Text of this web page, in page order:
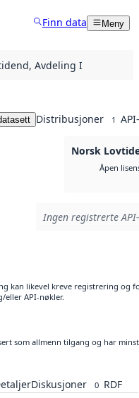
Finn data Meny
Avdeling I
Distribusjoner 1
Norsk
Åpen
Ingen registrerte
kan likevel kreve registrering og
eller API-nøkler.
som allmenn tilgang og har
Diskusjoner 0 RDF